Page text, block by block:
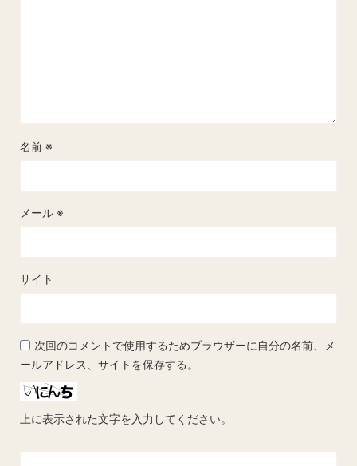
名前 ※
メール ※
サイト
次回のコメントで使用するためブラウザーに自分の名前、メ
ールアドレス、サイトを保存する。
上に表示された文字を入力してください。